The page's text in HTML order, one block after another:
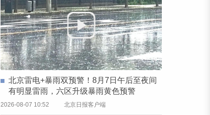
北京雷电+暴雨双预警！8月7日午后至夜间
有明显雷雨，六区升级暴雨黄色预警
2026-08-07 10:52 北京日报客户端